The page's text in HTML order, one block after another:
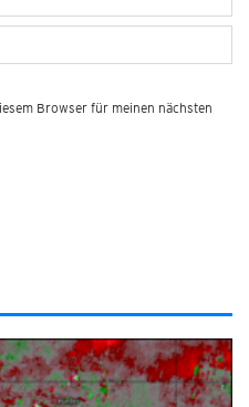
Browser für meinen nächsten